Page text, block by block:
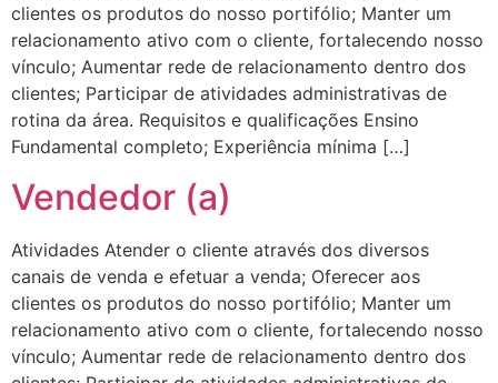
clientes os produtos do nosso portifólio; Manter um
relacionamento ativo com o cliente, fortalecendo nosso
vínculo; Aumentar rede de relacionamento dentro dos
clientes; Participar de atividades administrativas de
rotina da área. Requisitos e qualificações Ensino
Fundamental completo; Experiência mínima […]
Vendedor (a)
Atividades Atender o cliente através dos diversos
canais de venda e efetuar a venda; Oferecer aos
clientes os produtos do nosso portifólio; Manter um
relacionamento ativo com o cliente, fortalecendo nosso
vínculo; Aumentar rede de relacionamento dentro dos